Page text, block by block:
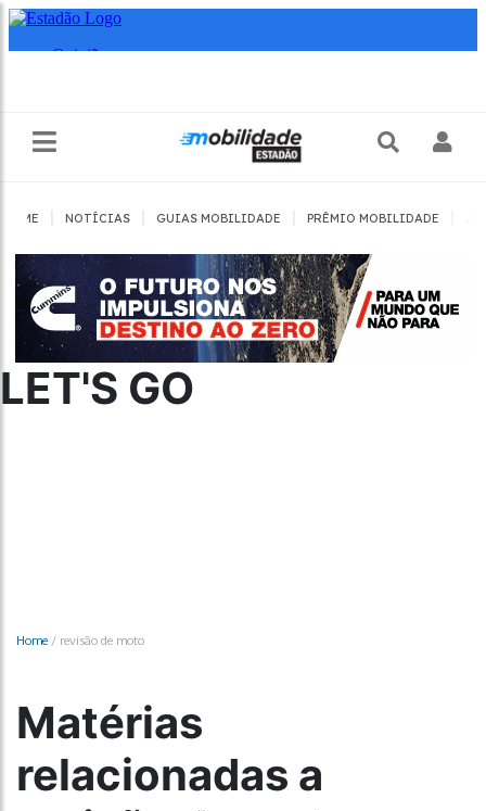
HOME NOTÍCIAS GUIAS MOBILIDADE PRÊMIO MOBILIDADE
LET'S GO
Home / revisão de moto
Matérias
relacionadas a